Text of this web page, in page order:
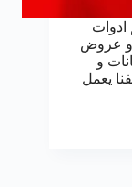
و عروض
و
يعمل